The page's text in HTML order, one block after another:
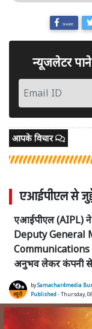
SHARE
न्यूजलेटर
आपके विचार
एआईपीएल से जुड़े
एआईपीएल (AIPL)
Deputy General
Communications
अनुभव लेकर कंपनी
bySamachar4media
Published- Thursday,